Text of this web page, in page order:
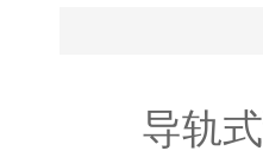
导轨式